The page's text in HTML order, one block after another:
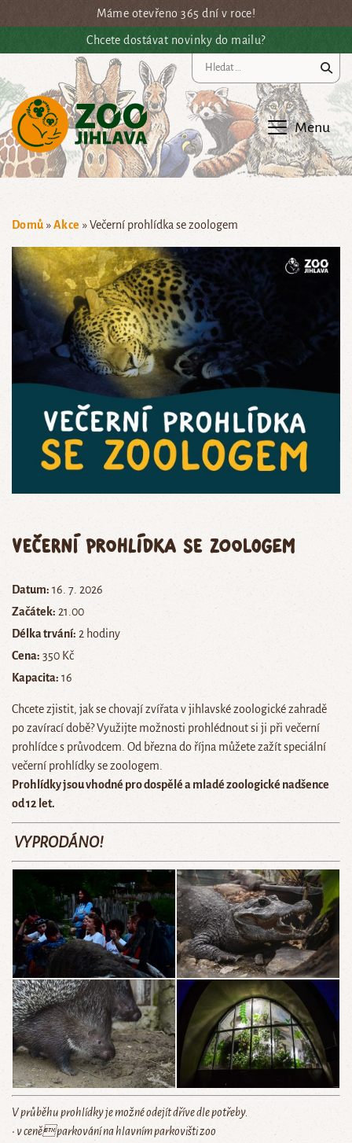
Přejít na hlavní obsahMáme otevřeno 365 dní v roce!
Chcete dostávat novinky do mailu?
Menu
Domů »Akce »Večerní prohlídka se zoologem
Večerní prohlídka se zoologem
Datum: 16. 7. 2026
Začátek: 21.00
Délka trvání: 2 hodiny
Cena: 350 Kč
Kapacita: 16
Chcete zjistit, jak se chovají zvířata v jihlavské zoologické zahradě
po zavírací době? Využijte možnosti prohlédnout si ji při večerní
prohlídce s průvodcem. Od března do října můžete zažít speciální
večerní prohlídky se zoologem.
Prohlídky jsou vhodné pro dospělé a mladé zoologické nadšence
od 12 let.
VYPRODÁNO!
V průběhu prohlídky je možné odejít dříve dle potřeby.
• v ceně parkování na hlavním parkovišti zoo